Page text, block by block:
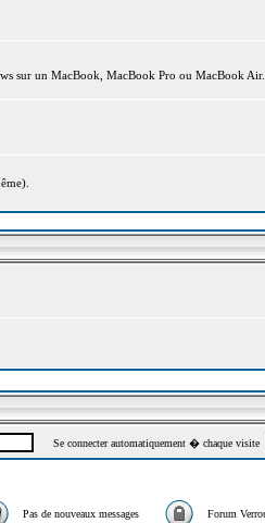
sur un MacBook, MacBook Pro ou MacBook
Se connecter automatiquement � chaque visite
Pas de nouveaux messages Forum